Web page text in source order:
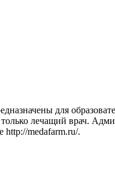
для
лечащий врач.
http://medafarm.ru/.